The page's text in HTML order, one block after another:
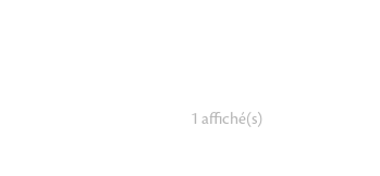
1 affiché(s)